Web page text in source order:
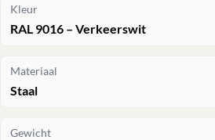
Kleur
RAL 9016 – Verkeerswit
Materiaal
Staal
Gewicht